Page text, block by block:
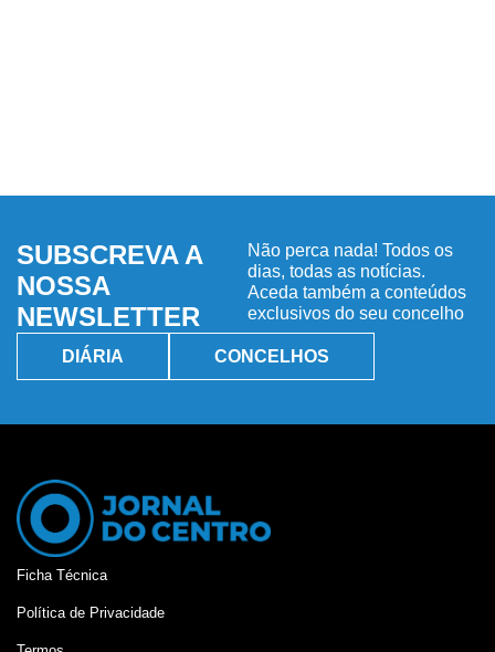
SUBSCREVA A
NOSSA
NEWSLETTER
Não perca nada! Todos os
dias, todas as notícias.
Aceda também a conteúdos
exclusivos do seu concelho
DIÁRIA CONCELHOS
Ficha Técnica
Política de Privacidade